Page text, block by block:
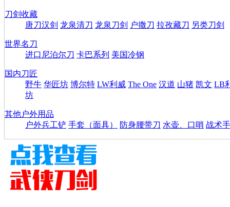
刀剑收藏
唐刀汉剑 龙泉清刀 龙泉刀剑 户撒刀 拉孜藏刀 另类刀剑
世界名刀
进口尼泊尔刀 卡巴系列 美国冷钢
国内刀匠
野牛 华匠坊 博尔特 LW利威 The One 汉道 山猪 凯文 LB
坊
其他户外用品
户外兵工铲 手套（面具） 防身腰带刀 水壶、口哨 战术